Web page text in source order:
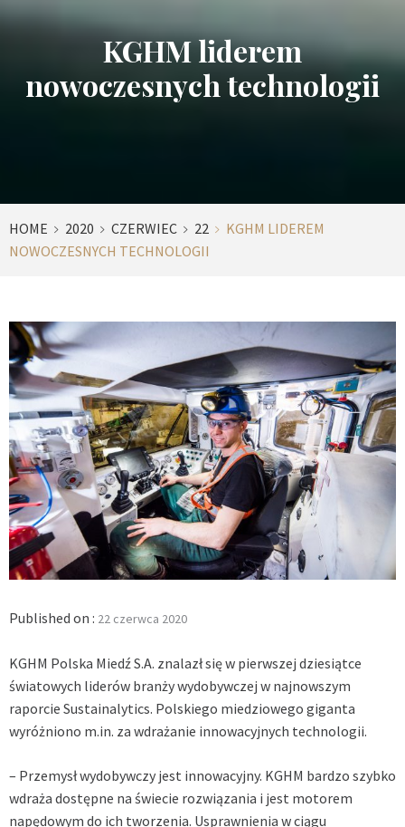
KGHM liderem
nowoczesnych technologii
HOME 2020 CZERWIEC 22
KGHM LIDEREM
NOWOCZESNYCH TECHNOLOGII
Published on : 22 czerwca 2020
KGHM Polska Miedź S.A. znalazł się w pierwszej dziesiątce
światowych liderów branży wydobywczej w najnowszym
raporcie Sustainalytics. Polskiego miedziowego giganta
wyróżniono m.in. za wdrażanie innowacyjnych technologii.
– Przemysł wydobywczy jest innowacyjny. KGHM bardzo szybko
wdraża dostępne na świecie rozwiązania i jest motorem
napędowym do ich tworzenia. Usprawnienia w ciągu